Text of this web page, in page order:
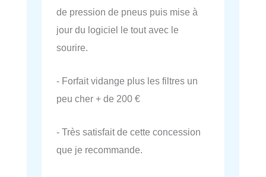
de pression de pneus puis mise à
jour du logiciel le tout avec le
sourire.
- Forfait vidange plus les filtres un
peu cher + de 200 €
- Très satisfait de cette concession
que je recommande.